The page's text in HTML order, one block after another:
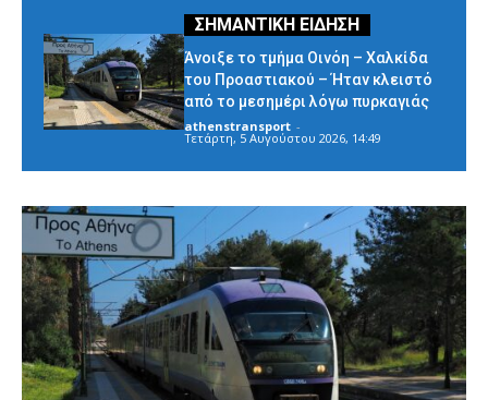
Άνοιξε το τμήμα Οινόη – Χαλκίδα
του Προαστιακού – Ήταν κλειστό
από το μεσημέρι λόγω πυρκαγιάς
athenstransport -
Τετάρτη, 5 Αυγούστου 2026, 14:49